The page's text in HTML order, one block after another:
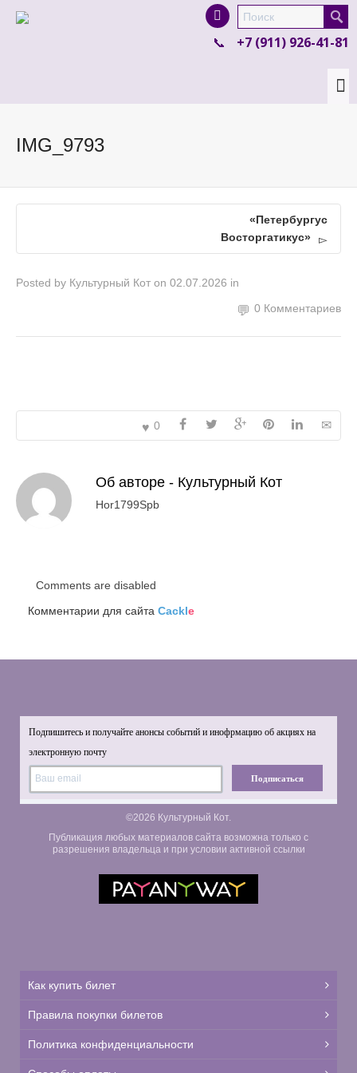
product in a size size .
colour items.
+7 (911) 926-41-81
IMG_9793
«Петербургус
Восторгатикус»
Posted by Культурный Кот on 02.07.2026 in
0 Комментариев
0
Об авторе - Культурный Кот
Hor1799Spb
Comments are disabled
Комментарии для сайта Cackle
Подпишитесь и получайте анонсы событий и инофрмацию об акциях на
электронную почту
Подписаться
©2026 Культурный Кот.
Публикация любых материалов сайта возможна только с
разрешения владельца и при условии активной ссылки
Как купить билет
Правила покупки билетов
Политика конфиденциальности